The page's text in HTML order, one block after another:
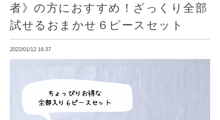
者》の方におすすめ！ざっくり全部
試せるおまかせ６ピースセット
2022/01/12 16:37